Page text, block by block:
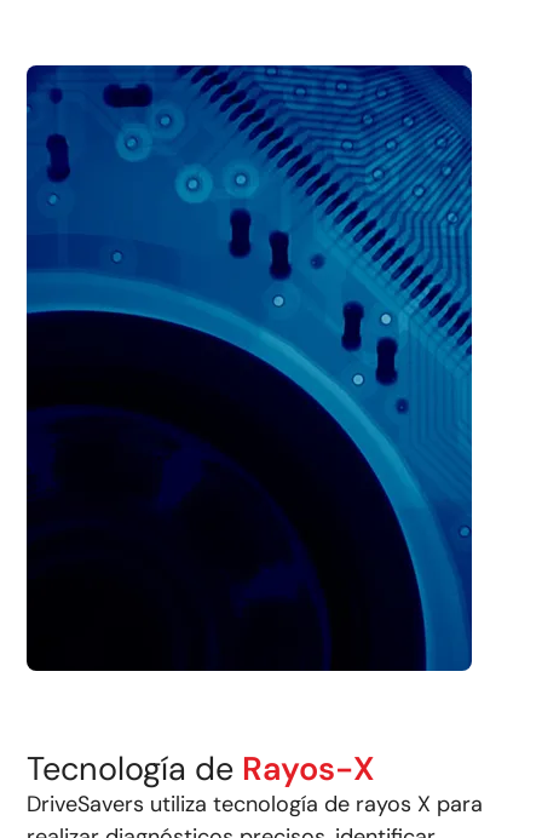
Tecnología de Rayos-X
DriveSavers utiliza tecnología de rayos X para